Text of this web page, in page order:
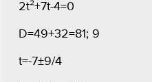
2t²+7t-4=0
D=49+32=81; 9
t=-7±9/4